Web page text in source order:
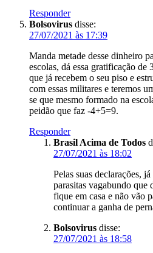
Responder
Bolsovirus disse:
27/07/2021 às 17:39
Manda metade desse dinheiro
escolas, dá essa gratificação de
que já recebem o seu piso e
com essas militares e teremos
se que mesmo formado na
peidão que faz -4+5=9.
Responder
Brasil Acima de Todos
27/07/2021 às 18:02
Pelas suas declarações,
parasitas vagabundo que
fique em casa e não vão
continuar a ganha de
Bolsovirus disse:
27/07/2021 às 18:58